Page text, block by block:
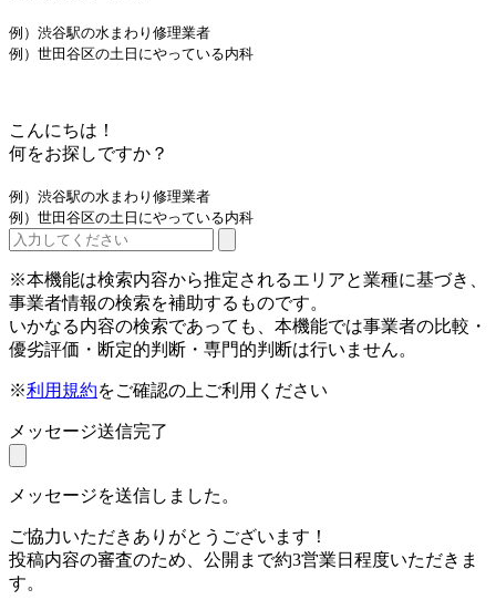
例）渋谷駅の水まわり修理業者
例）世田谷区の土日にやっている内科
こんにちは！
何をお探しですか？
例）渋谷駅の水まわり修理業者
例）世田谷区の土日にやっている内科
※本機能は検索内容から推定されるエリアと業種に基づき、
事業者情報の検索を補助するものです。
いかなる内容の検索であっても、本機能では事業者の比較・
優劣評価・断定的判断・専門的判断は行いません。
※利用規約をご確認の上ご利用ください
メッセージ送信完了
メッセージを送信しました。
ご協力いただきありがとうございます！
投稿内容の審査のため、公開まで約3営業日程度いただきま
す。